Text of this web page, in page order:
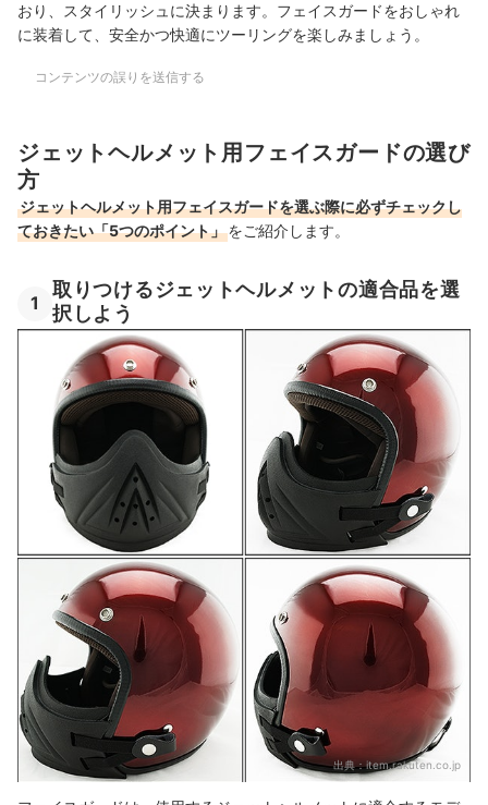
おり、スタイリッシュに決まります。フェイスガードをおしゃれ
に装着して、安全かつ快適にツーリングを楽しみましょう。
コンテンツの誤りを送信する
ジェットヘルメット用フェイスガードの選び
方
ジェットヘルメット用フェイスガードを選ぶ際に必ずチェックし
ておきたい「5つのポイント」をご紹介します。
1
取りつけるジェットヘルメットの適合品を選
択しよう
出典：item.rakuten.co.jp